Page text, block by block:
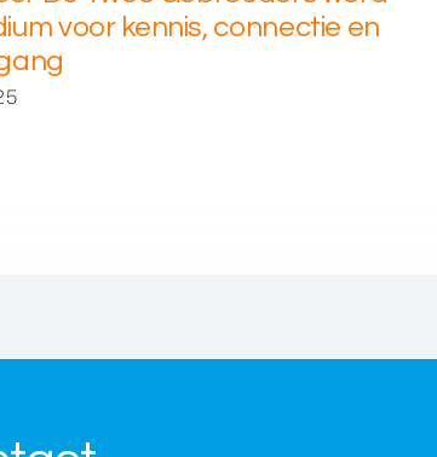
voor kennis, connectie en